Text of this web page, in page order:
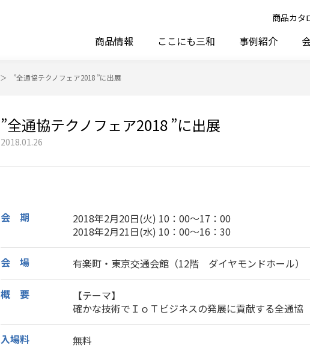
商品カタ
商品情報 ここにも三和 事例紹介
”全通協テクノフェア2018 ”に出展
”全通協テクノフェア2018 ”に出展
2018.01.26
会 期
2018年2月20日(火) 10：00～17：00
2018年2月21日(水) 10：00～16：30
会 場 有楽町・東京交通会館（12階 ダイヤモンドホール）
概 要
【テーマ】
確かな技術でＩｏＴビジネスの発展に貢献する全通協
入場料 無料